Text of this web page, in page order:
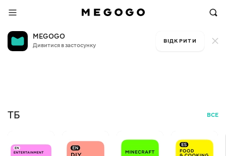
MEGOGO
Дивитися в застосунку
ВІДКРИТИ
ТБ ВСЕ